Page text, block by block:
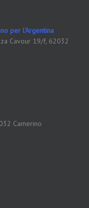
per l'Argentina
Cavour 19/f, 62032
Camerino